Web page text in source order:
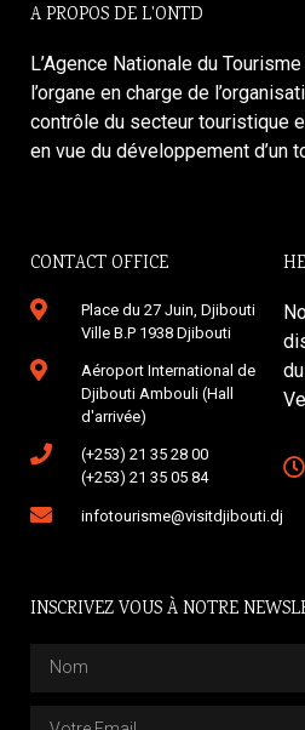
A PROPOS DE L'ONTD
L’Agence Nationale du
l’organe en charge de
contrôle du secteur touristique
en vue du développement d’un
CONTACT OFFICE
Place du 27 Juin, Djibouti
Ville B.P 1938 Djibouti
Aéroport International de
Djibouti Ambouli (Hall
d'arrivée)
(+253) 21 35 28 00
(+253) 21 35 05 84
infotourisme@visitdjibouti.dj
INSCRIVEZ VOUS À NOTRE